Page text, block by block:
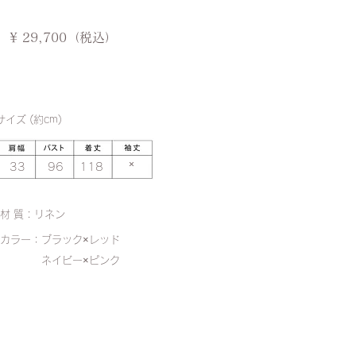
​¥ 29,700（税込）
イズ (約cm)
​118
​33 ​96 ​×
材 質 : リネン
カラー：ブラック×レッド
​ ネイビー×ピンク